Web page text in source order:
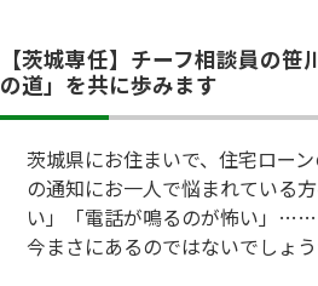
【茨城専任】チーフ相談員の
の道」を共に歩みます
茨城県にお住まいで、住宅ロー
の通知にお一人で悩まれている
い」「電話が鳴るのが怖い」……
今まさにあるのではないでしょう